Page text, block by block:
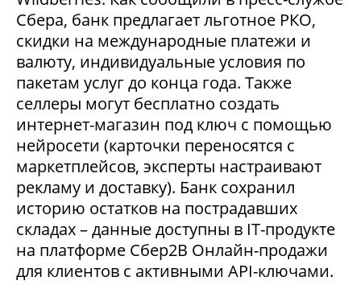
Сбера, банк предлагает льготное РКО,
скидки на международные платежи и
валюту, индивидуальные условия по
пакетам услуг до конца года. Также
селлеры могут бесплатно создать
интернет-магазин под ключ с помощью
нейросети (карточки переносятся с
маркетплейсов, эксперты настраивают
рекламу и доставку). Банк сохранил
историю остатков на пострадавших
складах – данные доступны в IT-продукте
на платформе Сбер2В Онлайн-продажи
для клиентов с активными API-ключами.